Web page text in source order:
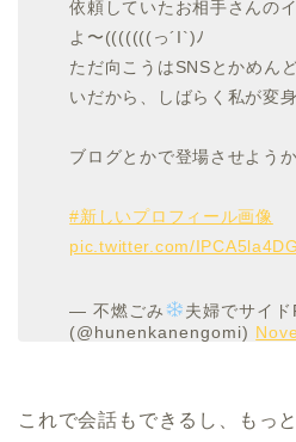
依頼していたお相手さんの
よ〜(((((((っ´Ι`)ﾉ
ただ向こうはSNSとかめん
いだから、しばらく私が変身
ブログとかで登場させよう
#新しいプロフィール画像
pic.twitter.com/IPCA5la4DG
— 不燃ごみ
夫婦でサイ
(@hunenkanengomi)
これで会話もできるし、もっ